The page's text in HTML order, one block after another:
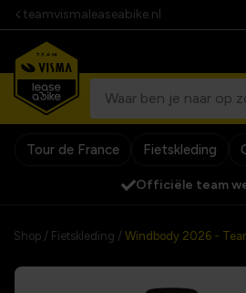
teamvismaleaseabike.nl
Tour de France Fietskleding
Officiële team
Shop / Fietskleding / Windbody 2026 -